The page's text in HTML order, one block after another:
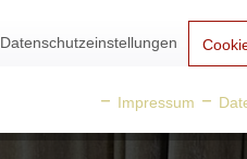
Datenschutzeinstellungen
Impressum